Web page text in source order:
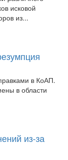
исковой
из...
в КоАП.
в области
из-за